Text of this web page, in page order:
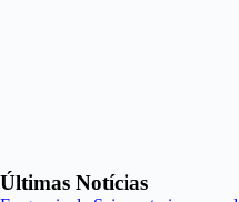
Últimas Notícias